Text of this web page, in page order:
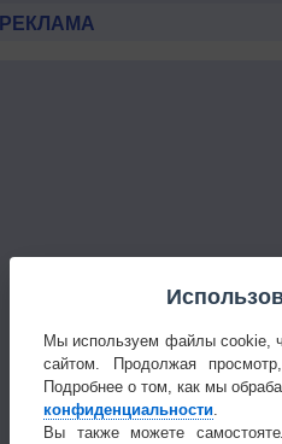
РЕКЛАМА
Мы используем файлы cookie,
сайтом. Продолжая
Подробнее о том, как мы
конфиденциальности
Вы также можете